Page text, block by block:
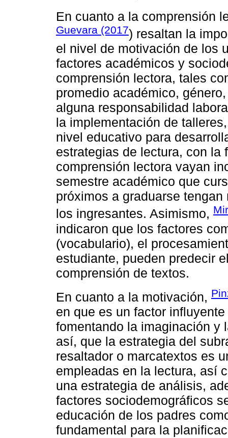
En cuanto a la comprensión
Guevara (2017) resaltan la
el nivel de motivación de los
factores académicos y
comprensión lectora, tales
promedio académico,
alguna responsabilidad
la implementación de
nivel educativo para
estrategias de lectura, con la
comprensión lectora vayan
semestre académico que
próximos a graduarse
los ingresantes. Asimismo,
indicaron que los factores
(vocabulario), el
estudiante, pueden predecir
comprensión de textos.
En cuanto a la motivación,
en que es un factor
fomentando la imaginación y
así, que la estrategia del
resaltador o marcatextos es
empleadas en la lectura, así
una estrategia de análisis,
factores sociodemográficos
educación de los padres
fundamental para la